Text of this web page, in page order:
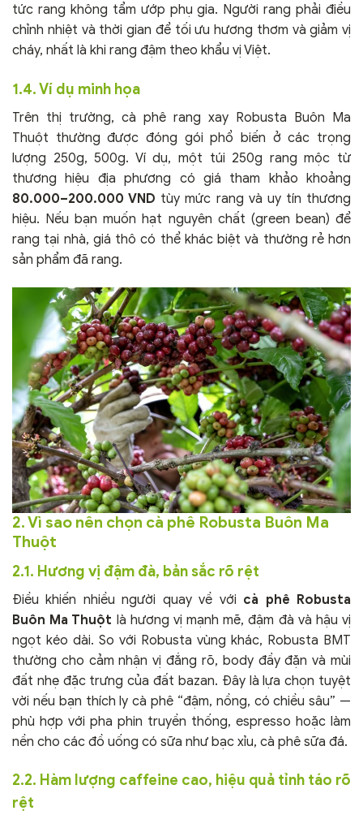
tức rang không tẩm ướp phụ gia. Người rang phải điều
chỉnh nhiệt và thời gian để tối ưu hương thơm và giảm vị
cháy, nhất là khi rang đậm theo khẩu vị Việt.
1.4. Ví dụ minh họa
Trên thị trường, cà phê rang xay Robusta Buôn Ma
Thuột thường được đóng gói phổ biến ở các trọng
lượng 250g, 500g. Ví dụ, một túi 250g rang mộc từ
thương hiệu địa phương có giá tham khảo khoảng
80.000–200.000 VND tùy mức rang và uy tín thương
hiệu. Nếu bạn muốn hạt nguyên chất (green bean) để
rang tại nhà, giá thô có thể khác biệt và thường rẻ hơn
sản phẩm đã rang.
2. Vì sao nên chọn cà phê Robusta Buôn Ma
Thuột
2.1. Hương vị đậm đà, bản sắc rõ rệt
Điều khiến nhiều người quay về với cà phê Robusta
Buôn Ma Thuột là hương vị mạnh mẽ, đậm đà và hậu vị
ngọt kéo dài. So với Robusta vùng khác, Robusta BMT
thường cho cảm nhận vị đắng rõ, body đầy đặn và mùi
đất nhẹ đặc trưng của đất bazan. Đây là lựa chọn tuyệt
vời nếu bạn thích ly cà phê “đậm, nồng, có chiều sâu” —
phù hợp với pha phin truyền thống, espresso hoặc làm
nền cho các đồ uống có sữa như bạc xỉu, cà phê sữa đá.
2.2. Hàm lượng caffeine cao, hiệu quả tỉnh táo rõ
rệt